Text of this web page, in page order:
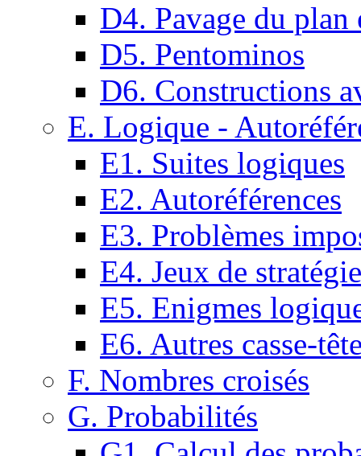
D4. Pavage du plan
D5. Pentominos
D6. Constructions
E. Logique -
E1. Suites logiques
E2. Autoréférences
E3. Problèmes
E4. Jeux de stratégie
E5. Enigmes
E6. Autres casse-
F. Nombres croisés
G. Probabilités